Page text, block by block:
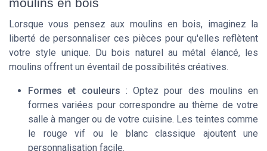
Lorsque vous pensez aux moulins en bois, imaginez la
liberté de personnaliser ces pièces pour qu'elles reflètent
votre style unique. Du bois naturel au métal élancé, les
moulins offrent un éventail de possibilités créatives.
Formes et couleurs : Optez pour des moulins en
formes variées pour correspondre au thème de votre
salle à manger ou de votre cuisine. Les teintes comme
le rouge vif ou le blanc classique ajoutent une
personnalisation facile.